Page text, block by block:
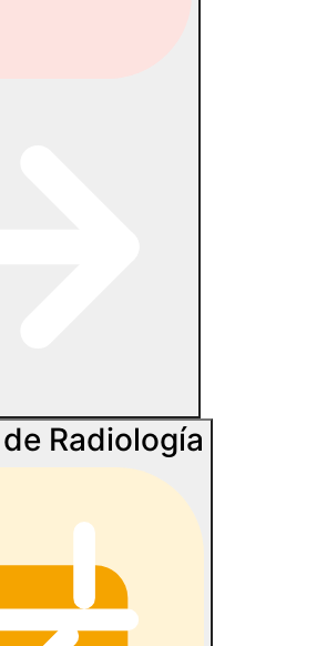
Radiología